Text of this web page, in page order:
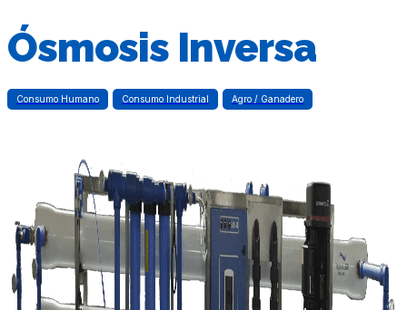
Ósmosis Inversa
Consumo Humano Consumo Industrial Agro / Ganadero